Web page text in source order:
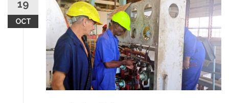
content
19
OCT